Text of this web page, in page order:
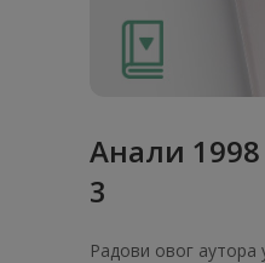
Анaли
3
Радови овог аутора